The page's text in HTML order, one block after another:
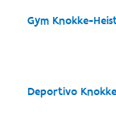
Gym Knokke-
Deportivo Knokke